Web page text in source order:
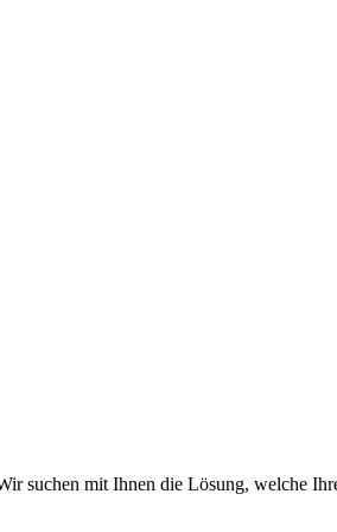
suchen mit Ihnen die Lösung, welche